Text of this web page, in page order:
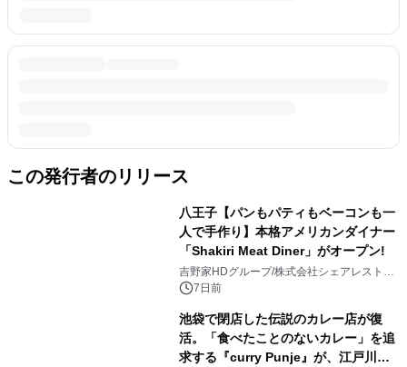
この発行者のリリース
八王子【パンもパティもベーコンも一
人で手作り】本格アメリカンダイナー
「Shakiri Meat Diner」がオープン!
吉野家HDグループ/株式会社シェアレストラ
ン 7日前
池袋で閉店した伝説のカレー店が復
活。「食べたことのないカレー」を追
求する『curry Punje』が、江戸川橋